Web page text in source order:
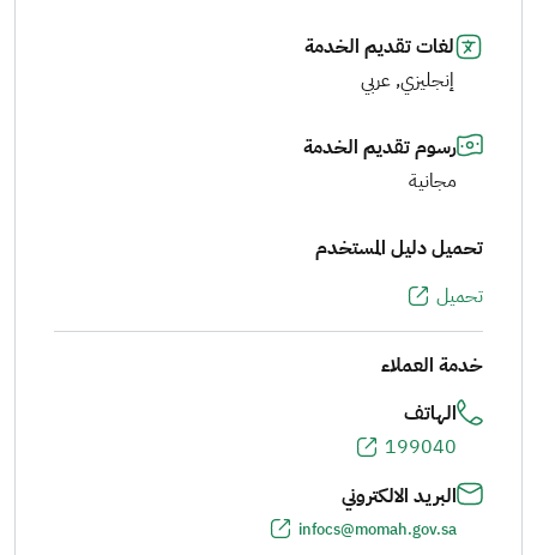
لغات تقديم الخدمة
إنجليزي, عربي
رسوم تقديم الخدمة
مجانية
تحميل دليل المستخدم
تحميل
خدمة العملاء
الهاتف
199040
البريد الالكتروني
infocs@momah.gov.sa